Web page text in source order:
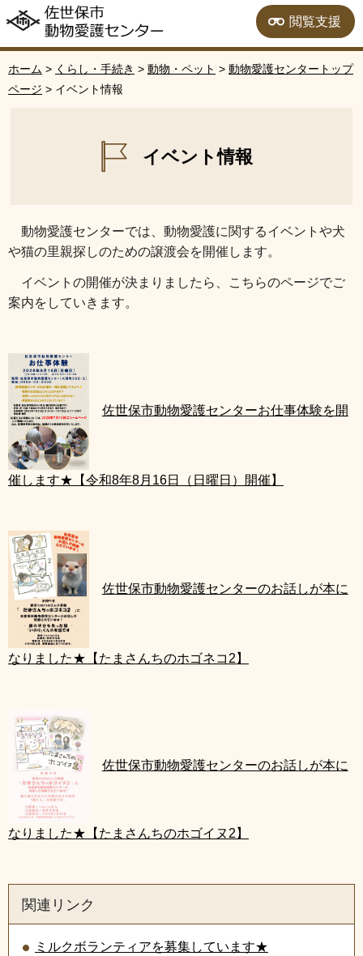
佐世保市動物愛護セン
ター
閲覧支援
ホーム > くらし・手続き > 動物・ペット > 動物愛護センタートップ
ページ > イベント情報
イベント情報
動物愛護センターでは、動物愛護に関するイベントや犬
や猫の里親探しのための譲渡会を開催します。
イベント の開催が決まりましたら、こちらのページでご
案内をしていきます。
佐世保市動物愛護センターお仕事体験を開
催します★【令和8年8月16日（日曜日）開催】
佐世保市動物愛護センターのお話しが本に
なりました★【たまさんちのホゴネコ2】
佐世保市動物愛護センターのお話しが本に
なりました★【たまさんちのホゴイヌ2】
関連リンク
ミルクボランティアを募集しています★